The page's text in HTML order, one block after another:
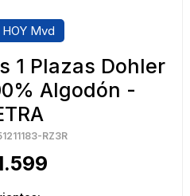
Mvd
1 Plazas Dohler
Algodón -
RZ3R